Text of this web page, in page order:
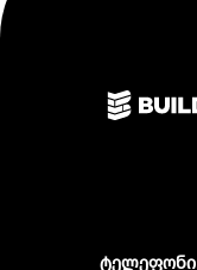
ტელეფონი